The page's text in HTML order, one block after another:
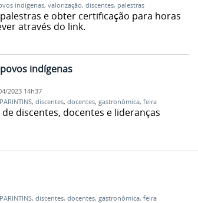
indígenas, valorização, discentes, palestras
e obter certificação para horas
através do link.
indígenas
2023 14h37
, discentes, docentes, gastronômica, feira
discentes, docentes e lideranças
, discentes, docentes, gastronômica, feira